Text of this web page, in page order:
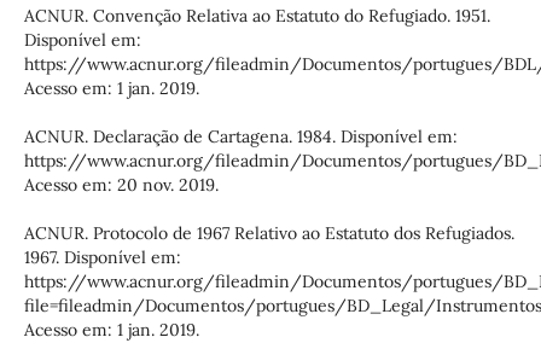
ACNUR. Convenção Relativa ao Estatuto do Refugiado. 1951.
Disponível em:
https://www.acnur.org/fileadmin/Documentos/portugues/
Acesso em: 1 jan. 2019.
ACNUR. Declaração de Cartagena. 1984. Disponível em:
https://www.acnur.org/fileadmin/Documentos/portugues/
Acesso em: 20 nov. 2019.
ACNUR. Protocolo de 1967 Relativo ao Estatuto dos Refugiados.
1967. Disponível em:
https://www.acnur.org/fileadmin/Documentos/portugues/
file=fileadmin/Documentos/portugues/BD_Legal/
Acesso em: 1 jan. 2019.